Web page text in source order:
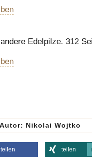
Edelpilze. 312
Autor: Nikolai Wojtko
teilen teilen